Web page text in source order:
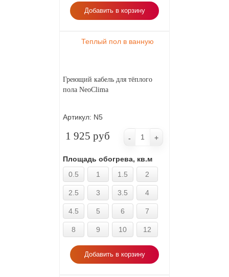
Добавить в корзину
Теплый пол в ванную
Греющий кабель для тёплого
пола NeoClima
Артикул: N5
1 925 руб
Площадь обогрева, кв.м
0.5
1 1.5 2
2.5 3 3.5 4
4.5 5 6 7
8 9 10 12
- +
Добавить в корзину